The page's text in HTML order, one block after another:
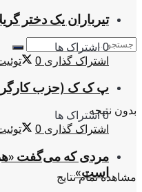
بدون نتیجه
مشاهده تمام نتایج
تیرباران یک دختر
0 اشتراک ها
اشتراک گذاری 0
پ ک ک (حزب
0 اشتراک ها
اشتراک گذاری 0
مردی که می‌گفت
است»